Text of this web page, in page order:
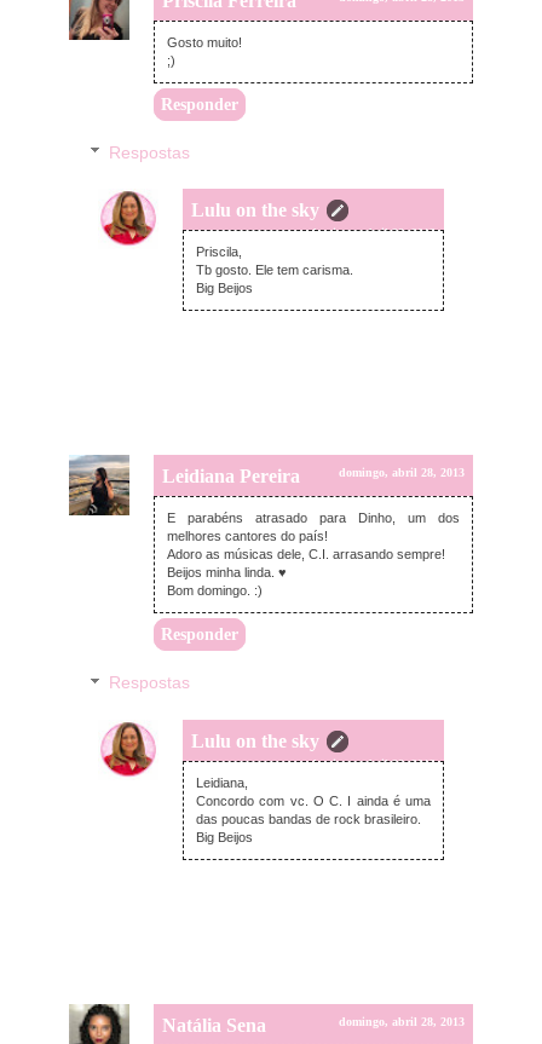
Gosto muito!
;)
Responder
Respostas
Lulu on the sky
domingo, abril 28, 2013
Priscila,
Tb gosto. Ele tem carisma.
Big Beijos
Leidiana Pereira domingo, abril 28, 2013
E parabéns atrasado para Dinho, um dos
melhores cantores do país!
Adoro as músicas dele, C.I. arrasando sempre!
Beijos minha linda. ♥
Bom domingo. :)
Responder
Respostas
Lulu on the sky
domingo, abril 28, 2013
Leidiana,
Concordo com vc. O C. I ainda é uma
das poucas bandas de rock brasileiro.
Big Beijos
Natália Sena domingo, abril 28, 2013